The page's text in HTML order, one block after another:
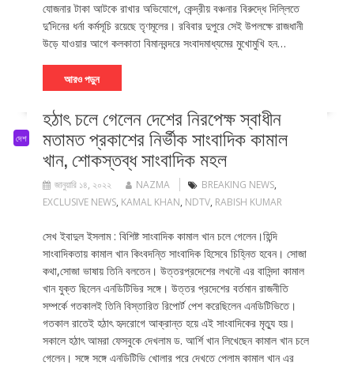
যোজনার টাকা আটকে রাখার অভিযোগে, কেন্দ্রীয় বঞ্চনার বিরুদ্ধে দিল্লিতে
দু’দিনের ধর্না কর্মসূচি রয়েছে তৃণমূলের। রবিবার দুপুরে সেই উপলক্ষে রাজধানী
উড়ে যাওয়ার আগে কলকাতা বিমানবন্দরে সংবাদমাধ্যমের মুখোমুখি হন…
আরও পড়ুন
দেশ
হঠাৎ চলে গেলেন দেশের নিরপেক্ষ স্বাধীন
মতামত প্রকাশের নির্ভীক সাংবাদিক কামাল
খান, শোকস্তব্ধ সাংবাদিক মহল
জানুয়ারি ১৪, ২০২২ NAZMA BREAKING NEWS,
EXCLUSIVE NEWS, KAMAL KHAN, NDTV, RABISH KUMAR
সেখ ইবাদুল ইসলাম : বিশিষ্ট সাংবাদিক কামাল খান চলে গেলেন।হিন্দি
সাংবাদিকতায় কামাল খান কিংবদন্তি সাংবাদিক হিসেবে চিহ্নিত হবেন। সোজা
কথা,সোজা ভাষায় তিনি বলতেন। উত্তরপ্রদেশের লখনৌ এর বাসিন্দা কামাল
খান যুক্ত ছিলেন এনডিটিভির সঙ্গে। উত্তর প্রদেশের বর্তমান রাজনীতি
সম্পর্কে গতকালই তিনি বিস্তারিত রিপোর্ট পেশ করেছিলেন এনডিটিভিতে।
গতকাল রাতেই হঠাৎ হৃদরোগে আক্রান্ত হয়ে এই সাংবাদিকের মৃত্যু হয়।
সকালে হঠাৎ আমরা ফেসবুকে দেখলাম ড. আর্শি খান লিখেছেন কামাল খান চলে
গেলেন। সঙ্গে সঙ্গে এনডিটিভি খোলার পরে দেখতে পেলাম কামাল খান এর